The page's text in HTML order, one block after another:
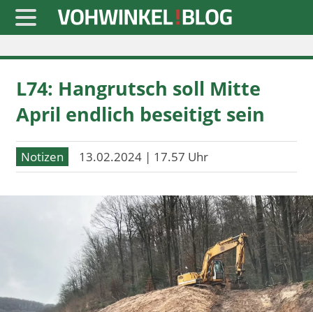
Startseite
» Blaulicht
» Freizeit
» Notizen
» Politik
» Wirtschaft
Werbung
Datenschutz
L74: Hangrutsch soll Mitte
April endlich beseitigt sein
Notizen 13.02.2024 | 17.57 Uhr